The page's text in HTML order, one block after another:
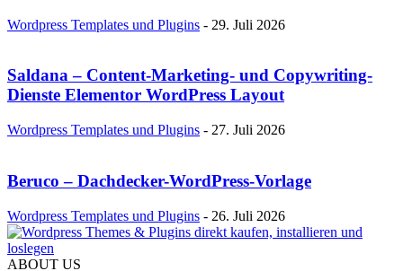
Wordpress Templates und Plugins - 29. Juli 2026
Saldana – Content-Marketing- und Copywriting-
Dienste Elementor WordPress Layout
Wordpress Templates und Plugins - 27. Juli 2026
Beruco – Dachdecker-WordPress-Vorlage
Wordpress Templates und Plugins - 26. Juli 2026
ABOUT US